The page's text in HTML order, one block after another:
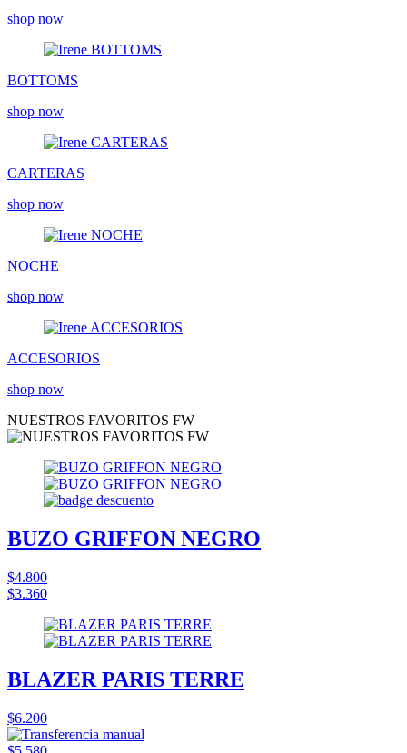
shop now
BOTTOMS
shop now
CARTERAS
shop now
NOCHE
shop now
ACCESORIOS
shop now
NUESTROS FAVORITOS FW
BUZO GRIFFON NEGRO
$4.800
$3.360
BLAZER PARIS TERRE
$6.200